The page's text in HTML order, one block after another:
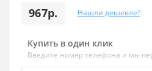
967р. Нашли дешевле?
Купить в один клик
Введите номер телефона и мы